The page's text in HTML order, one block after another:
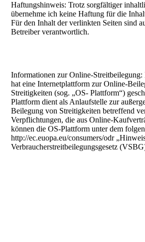
Haftungshinweis: Trotz sorgfältiger
übernehme ich keine Haftung für die
Für den Inhalt der verlinkten Seiten sind
Betreiber verantwortlich.
Informationen zur Online-
hat eine Internetplattform zur Online-
Streitigkeiten (sog. „OS- Plattform“)
Plattform dient als Anlaufstelle zur
Beilegung von Streitigkeiten betreffend
Verpflichtungen, die aus Online-
können die OS-Plattform unter dem
http://ec.euopa.eu/consumers/odr
Verbraucherstreitbeilegungsgesetz